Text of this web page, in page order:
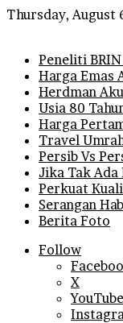
Thursday, August
Peneliti
Harga Emas
Herdman
Usia 80
Harga
Travel
Persib Vs
Jika Tak Ada
Perkuat
Serangan
Berita Foto
Follow
X
YouTube